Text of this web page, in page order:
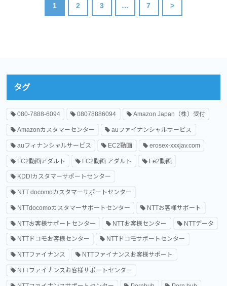
1 2 3 … 7 >
タグ
080-7888-6094 08078886094 Amazon Japan（株）受付
Amazonカスタマーセンター auファイナンシャルサービス
auフィナンシャルサービス EC2動画 erosex-xxxjav.com
FC2動画アダルト FC2動画 アダルト Fe2動画
KDDIカスタマーサポートセンター
NTT docomoカスタマーサポートセンター
NTTdocomoカスタマーサポートセンター NTTお客様サポート
NTTお客様サポートセンター NTTお客様センター NTTデータ
NTTドコモお客様センター NTTドコモサポートセンター
NTTファイナンス NTTファイナンスお客様サポート
NTTファイナンスお客様サポートセンター